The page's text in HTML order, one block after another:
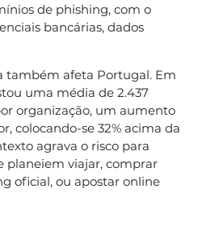
de phishing, com o
bancárias, dados
também afeta Portugal. Em
uma média de 2.437
organização, um aumento
colocando-se 32% acima da
agrava o risco para
planeiem viajar, comprar
oficial, ou apostar online